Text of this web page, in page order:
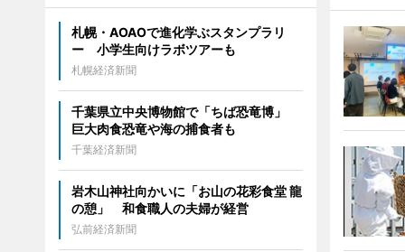
札幌・AOAOで進化学ぶスタンプラリ
ー 小学生向けラボツアーも
札幌経済新聞
千葉県立中央博物館で「ちば恐竜博」
巨大肉食恐竜や海の捕食者も
千葉経済新聞
岩木山神社向かいに「お山の花彩食堂 龍
の憩」 和食職人の夫婦が経営
弘前経済新聞